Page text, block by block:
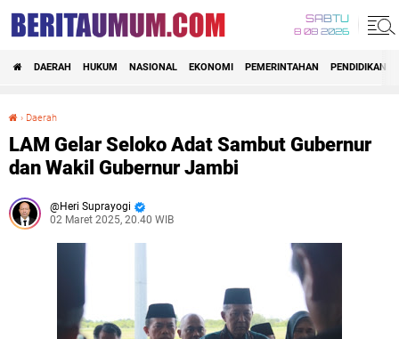
SABTU
8 08 2026
DAERAH HUKUM NASIONAL EKONOMI PEMERINTAHAN PENDIDIKAN
› Daerah
LAM Gelar Seloko Adat Sambut Gubernur
dan Wakil Gubernur Jambi
Heri Suprayogi
02 Maret 2025, 20.40 WIB